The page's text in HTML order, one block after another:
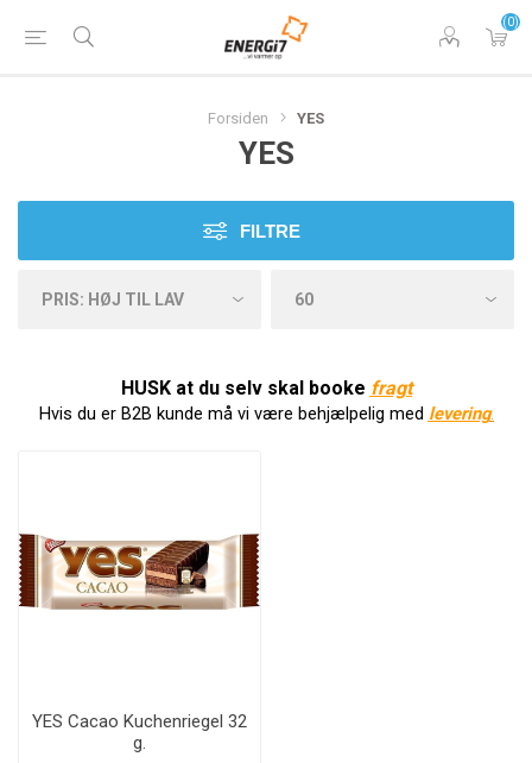
(0)
Forsiden YES
YES
FILTRE
HUSK at du selv skal booke fragt
Hvis du er B2B kunde må vi være behjælpelig med levering.
YES Cacao Kuchenriegel 32
g.